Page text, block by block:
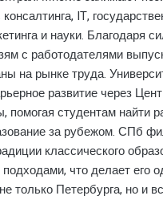
IT,
и науки. Благодаря
с работодателями
на рынке труда.
развитие через
помогая студентам найти
за рубежом. СПб
классического
что делает его
только Петербурга, но и